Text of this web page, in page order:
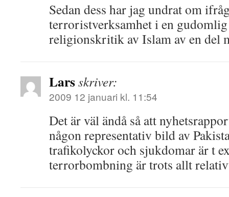
Sedan dess har jag undrat om
terroristverksamhet i en
religionskritik av Islam av en del
Larsskriver:
2009 12 januari kl. 11:54
Det är väl ändå så att
någon representativ bild av
trafikolyckor och sjukdomar är t
terrorbombning är trots allt